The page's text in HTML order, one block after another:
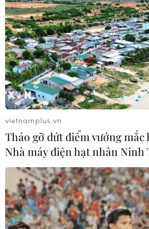
vietnamplus.vn
Tháo gỡ dứt điểm vướng mắc
Nhà máy điện hạt nhân Ninh